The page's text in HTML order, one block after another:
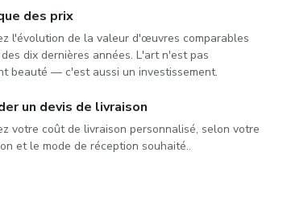
des prix
l'évolution de la valeur d'œuvres comparables
dix dernières années. L'art n'est pas
beauté — c'est aussi un investissement.
un devis de livraison
votre coût de livraison personnalisé, selon votre
et le mode de réception souhaité..